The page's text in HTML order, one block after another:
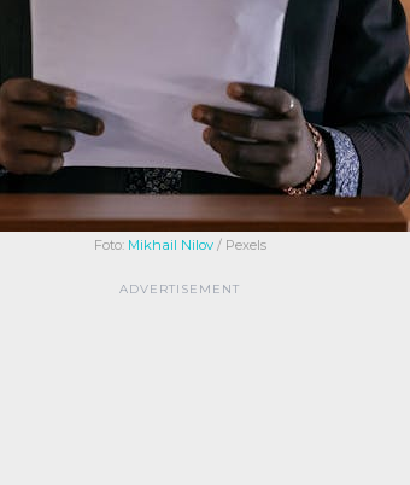
Foto: Mikhail Nilov/ Pexels